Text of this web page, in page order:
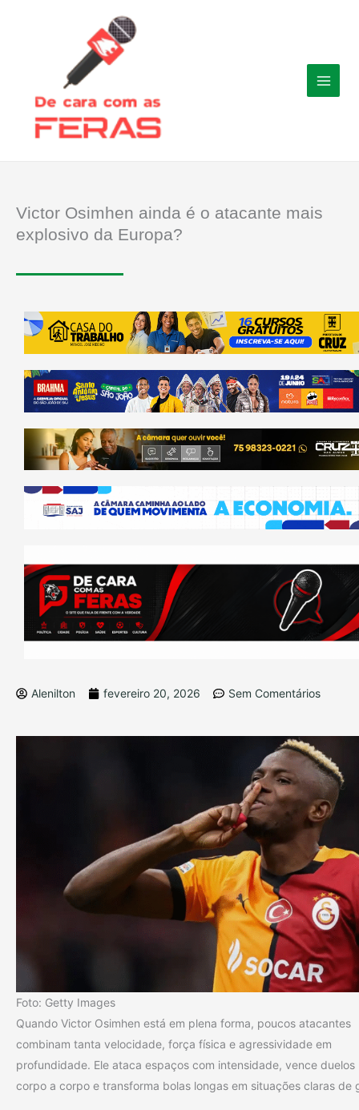
Victor Osimhen ainda é o atacante mais
explosivo da Europa?
Alenilton fevereiro 20, 2026 Sem Comentários
Foto: Getty Images
Quando Victor Osimhen está em plena forma, poucos atacantes
combinam tanta velocidade, força física e agressividade em
profundidade. Ele ataca espaços com intensidade, vence duelos
corpo a corpo e transforma bolas longas em situações claras de